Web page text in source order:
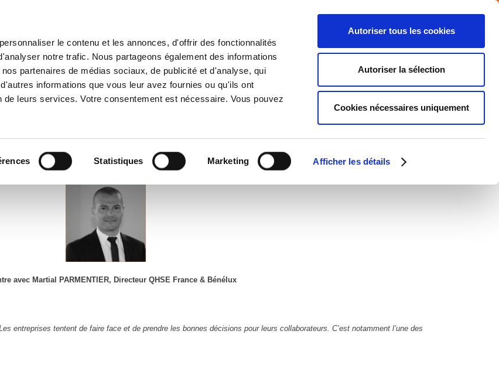
le contenu et les annonces, d'offrir des fonctionnalités
notre trafic. Nous partageons également des informations
partenaires de médias sociaux, de publicité et d'analyse, qui
informations que vous leur avez fournies ou qu'ils ont
leurs services. Votre consentement est nécessaire. Vous pouvez
Statistiques Marketing Afficher les détails
Autoriser tous les cookies
Autoriser la sélection
Cookies nécessaires uniquement
PROPOS SERVICES IMPLANTATIONS ENGAGEMENTS MEDIA
SERVICE
avec Martial PARMENTIER, Directeur QHSE France & Bénélux
entreprises tentent de faire face et de prendre les bonnes décisions pour leurs collaborateurs. C’est notamment l’une des